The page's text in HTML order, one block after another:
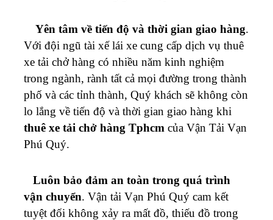
Yên tâm về tiến độ và thời gian giao hàng.
Với đội ngũ tài xế lái xe cung cấp dịch vụ thuê
xe tải chở hàng có nhiều năm kinh nghiệm
trong ngành, rành tất cả mọi đường trong thành
phố và các tỉnh thành, Quý khách sẽ không còn
lo lắng về tiến độ và thời gian giao hàng khi
thuê xe tải chở hàng Tphcm của Vận Tải Vạn
Phú Quý.
Luôn bảo đảm an toàn trong quá trình
vận chuyển. Vận tải Vạn Phú Quý cam kết
tuyệt đối không xảy ra mất đồ, thiếu đồ trong